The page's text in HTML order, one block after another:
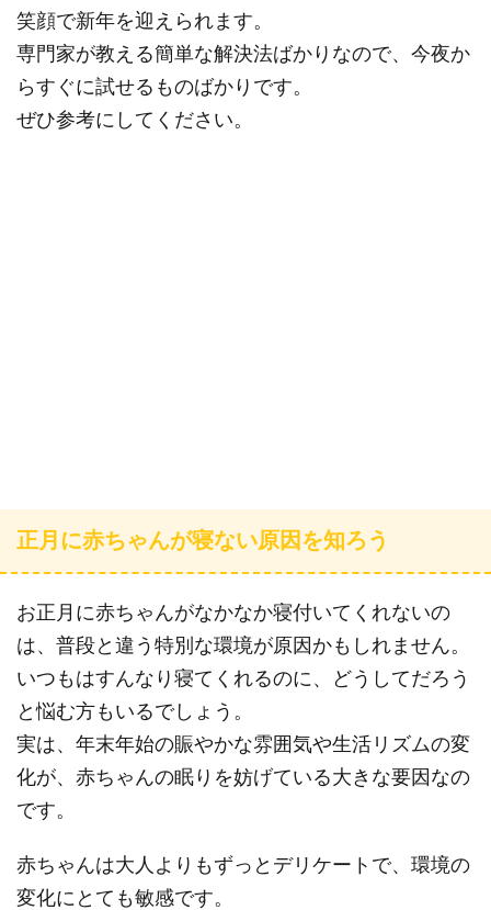
笑顔で新年を迎えられます。
専門家が教える簡単な解決法ばかりなので、今夜か
らすぐに試せるものばかりです。
ぜひ参考にしてください。
正月に赤ちゃんが寝ない原因を知ろう
お正月に赤ちゃんがなかなか寝付いてくれないの
は、普段と違う特別な環境が原因かもしれません。
いつもはすんなり寝てくれるのに、どうしてだろう
と悩む方もいるでしょう。
実は、年末年始の賑やかな雰囲気や生活リズムの変
化が、赤ちゃんの眠りを妨げている大きな要因なの
です。
赤ちゃんは大人よりもずっとデリケートで、環境の
変化にとても敏感です。